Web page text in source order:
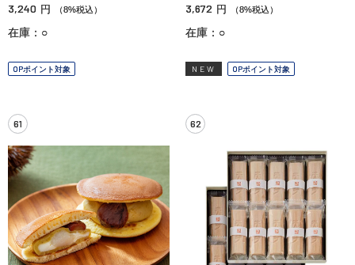
3,240 円 （8%税込）
在庫：○
OPポイント対象
3,672 円 （8%税込）
在庫：○
NEW OPポイント対象
61 62